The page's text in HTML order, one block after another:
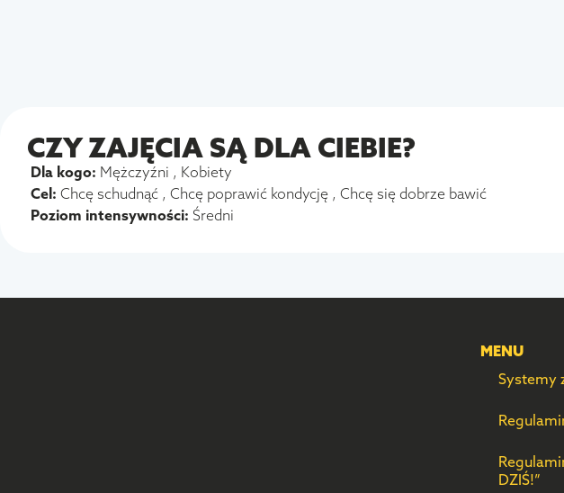
CZY ZAJĘCIA SĄ DLA CIEBIE?
Dla kogo: Mężczyźni , Kobiety
Cel: Chcę schudnąć , Chcę poprawić kondycję , Chcę się dobrze bawić
Poziom intensywności: Średni
MENU
Systemy
DZIŚ!”